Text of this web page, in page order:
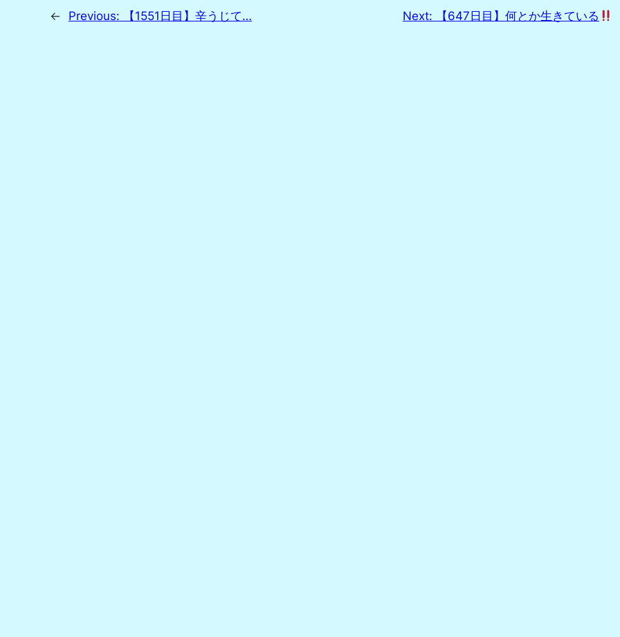
← Previous: 【1551日目】辛うじて… Next: 【647日目】何とか生きている